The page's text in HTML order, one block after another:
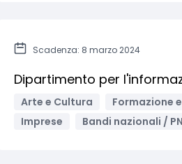
Scadenza: 8 marzo 2024
Dipartimento per
Arte e Cultura Formazione
Imprese
Bandi nazionali /